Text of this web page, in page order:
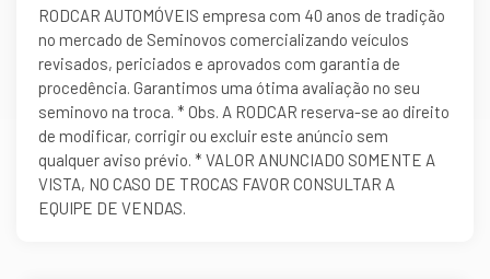
RODCAR AUTOMÓVEIS empresa com 40 anos de tradição
no mercado de Seminovos comercializando veículos
revisados, periciados e aprovados com garantia de
procedência. Garantimos uma ótima avaliação no seu
seminovo na troca. * Obs. A RODCAR reserva-se ao direito
de modificar, corrigir ou excluir este anúncio sem
qualquer aviso prévio. * VALOR ANUNCIADO SOMENTE A
VISTA, NO CASO DE TROCAS FAVOR CONSULTAR A
EQUIPE DE VENDAS.